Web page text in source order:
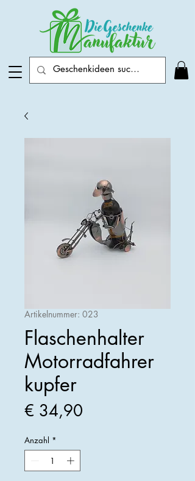
Artikelnummer: 023
Flaschenhalter
Motorradfahrer
kupfer
€ 34,90
Anzahl *